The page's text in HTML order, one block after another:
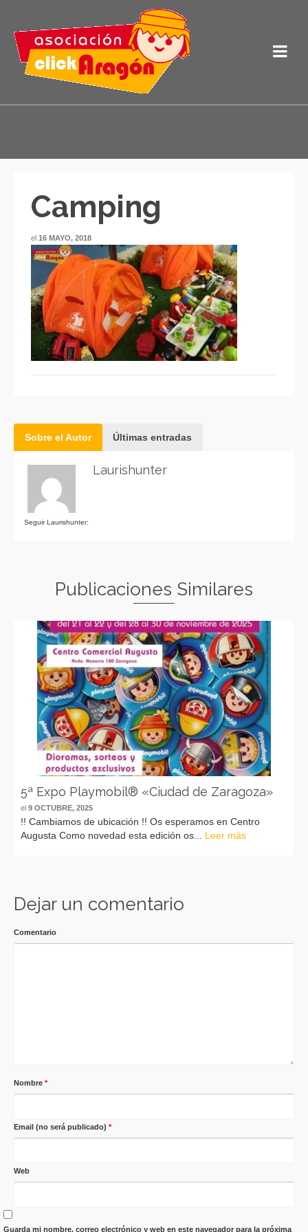
Camping
el 16 MAYO, 2018
Sobre el Autor Últimas entradas
Seguir Laurishunter:
Laurishunter
Publicaciones Similares
5ª Expo Playmobil® «Ciudad de Zaragoza»
el 9 OCTUBRE, 2025
!! Cambiamos de ubicación !! Os esperamos en Centro
Augusta Como novedad esta edición os... Leer más
Dejar un comentario
Comentario
Nombre *
Email (no será publicado) *
Web
Guarda mi nombre, correo electrónico y web en este navegador para la próxima